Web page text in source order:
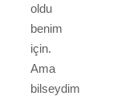
oldu
benim
için.
Ama
bilseydim